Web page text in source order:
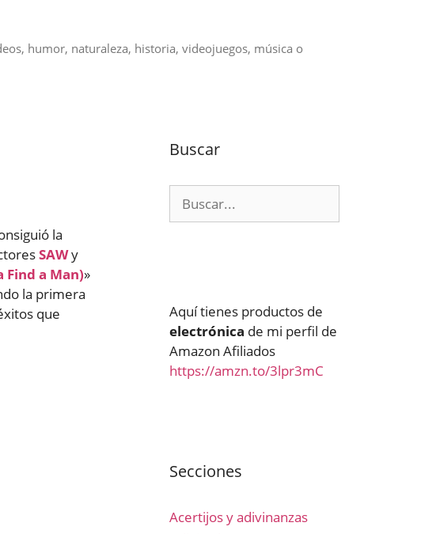
humor, naturaleza, historia, videojuegos, música o
la
SAWy
Find a Man)»
la primera
que
Buscar
Aquí tienes productos de
electrónica de mi perfil de
Amazon Afiliados
https://amzn.to/3lpr3mC
Secciones
Acertijos y adivinanzas